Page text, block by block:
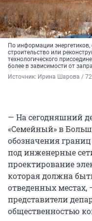
По информации
строительство или
технологического
более в зависимости от
Источник: Ирина Шарова /
— На сегодняшний
«Семейный» в
обозначения
под инженерные
проектирование
которая должна
отведенных местах,
представители
общественностью